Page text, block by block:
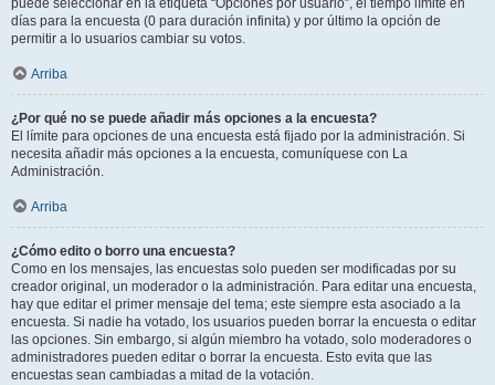
puede seleccionar en la etiqueta “Opciones por usuario”, el tiempo límite en
días para la encuesta (0 para duración infinita) y por último la opción de
permitir a lo usuarios cambiar su votos.
Arriba
¿Por qué no se puede añadir más opciones a la encuesta?
El límite para opciones de una encuesta está fijado por la administración. Si
necesita añadir más opciones a la encuesta, comuníquese con La
Administración.
Arriba
¿Cómo edito o borro una encuesta?
Como en los mensajes, las encuestas solo pueden ser modificadas por su
creador original, un moderador o la administración. Para editar una encuesta,
hay que editar el primer mensaje del tema; este siempre esta asociado a la
encuesta. Si nadie ha votado, los usuarios pueden borrar la encuesta o editar
las opciones. Sin embargo, si algún miembro ha votado, solo moderadores o
administradores pueden editar o borrar la encuesta. Esto evita que las
encuestas sean cambiadas a mitad de la votación.